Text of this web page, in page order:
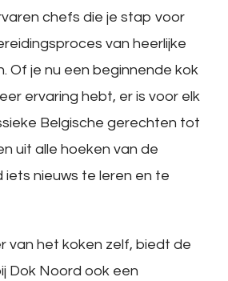
chefs die je stap voor
van heerlijke
Of je nu een beginnende kok
ervaring hebt, er is voor elk
Belgische gerechten tot
uit alle hoeken van de
iets nieuws te leren en te
van het koken zelf, biedt de
Dok Noord ook een